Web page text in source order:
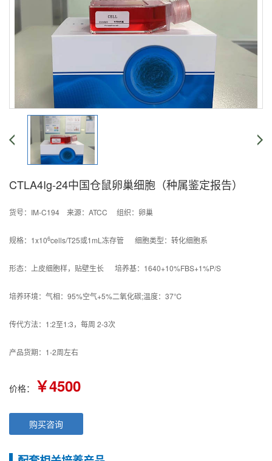
CTLA4Ig-24中国仓鼠卵巢细胞（种属鉴定报告）
货号：IM-C194 来源：ATCC 组织：卵巢
规格：1x106cells/T25或1mL冻存管 细胞类型：转化细胞系
形态：上皮细胞样，贴壁生长 培养基：1640+10%FBS+1%P/S
培养环境：气相：95%空气+5%二氧化碳;温度：37℃
传代方法：1:2至1:3，每周 2-3次
产品货期：1-2周左右
价格： ￥4500
购买咨询